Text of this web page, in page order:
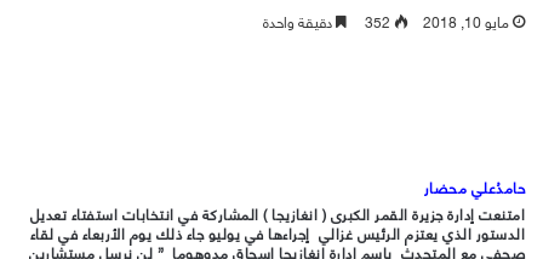
مايو 10, 2018 352 دقيقة واحدة
حامدُعلي محضار
امتنعت إدارة جزيرة القمر الكبرى ( انغازيجا ) المشاركة في انتخابات استفتاء تعديل
الدستور الذي يعتزم الرئيس غزالي إجراءها في يوليو جاء ذلك يوم الأربعاء في لقاء
صحفي مع المتحدث باسم إدارة انغازيجا إسحاق مدوهوما ” لن نرسل مستشارين